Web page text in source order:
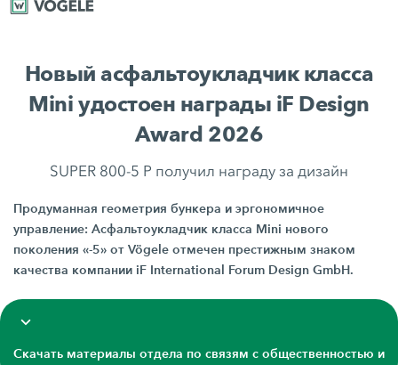
Новый асфальтоукладчик класса
Mini удостоен награды iF Design
Award 2026
SUPER 800-5 P получил награду за дизайн
Продуманная геометрия бункера и эргономичное
управление: Асфальтоукладчик класса Mini нового
поколения «-5» от Vögele отмечен престижным знаком
качества компании iF International Forum Design GmbH.
Скачать материалы отдела по связям с общественностью и